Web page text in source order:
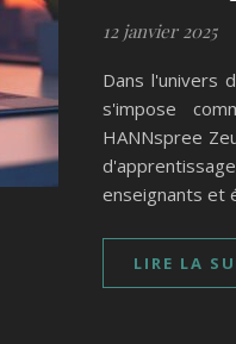
12 janvier 2025
Dans l'univers
s'impose
HANNspree
enseignants et
LIRE LA